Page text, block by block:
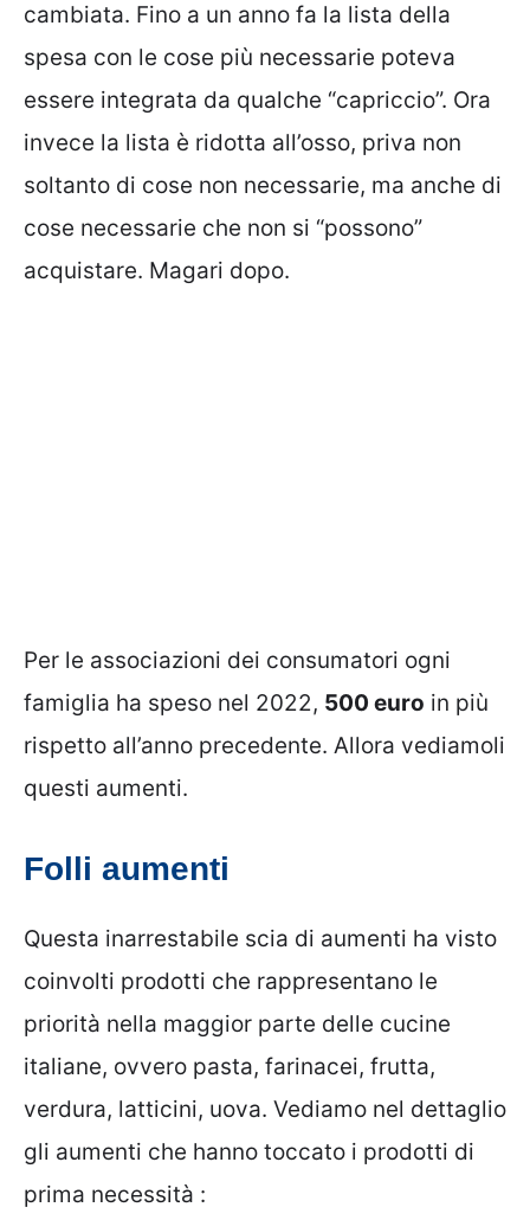
cambiata. Fino a un anno fa la lista della
spesa con le cose più necessarie poteva
essere integrata da qualche “capriccio”. Ora
invece la lista è ridotta all’osso, priva non
soltanto di cose non necessarie, ma anche di
cose necessarie che non si “possono”
acquistare. Magari dopo.
Per le associazioni dei consumatori ogni
famiglia ha speso nel 2022, 500 euro in più
rispetto all’anno precedente. Allora vediamoli
questi aumenti.
Folli aumenti
Questa inarrestabile scia di aumenti ha visto
coinvolti prodotti che rappresentano le
priorità nella maggior parte delle cucine
italiane, ovvero pasta, farinacei, frutta,
verdura, latticini, uova. Vediamo nel dettaglio
gli aumenti che hanno toccato i prodotti di
prima necessità :